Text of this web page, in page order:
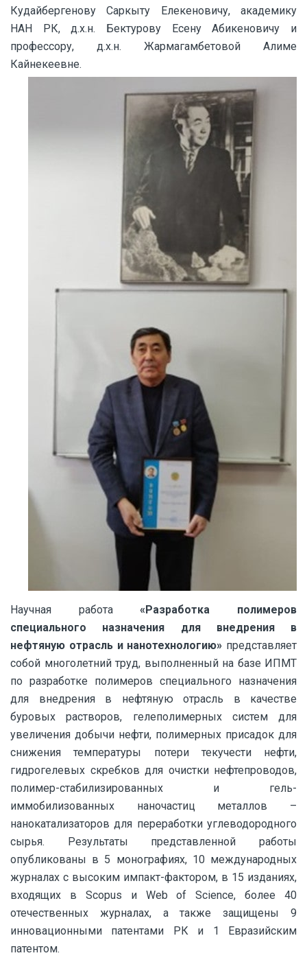
Кудайбергенову Саркыту Елекеновичу, академику
НАН РК, д.х.н. Бектурову Есену Абикеновичу и
профессору, д.х.н. Жармагамбетовой Алиме
Кайнекеевне.
Научная работа«Разработка полимеров
специального назначения для внедрения в
нефтяную отрасль и нанотехнологию» представляет
собой многолетний труд, выполненный на базе ИПМТ
по разработке полимеров специального назначения
для внедрения в нефтяную отрасль в качестве
буровых растворов, гелеполимерных систем для
увеличения добычи нефти, полимерных присадок для
снижения температуры потери текучести нефти,
гидрогелевых скребков для очистки нефтепроводов,
полимер-стабилизированных и гель-
иммобилизованных наночастиц металлов –
нанокатализаторов для переработки углеводородного
сырья. Результаты представленной работы
опубликованы в 5 монографиях, 10 международных
журналах с высоким импакт-фактором, в 15 изданиях,
входящих в Scopus и Web of Science, более 40
отечественных журналах, а также защищены 9
инновационными патентами РК и 1 Евразийским
патентом.